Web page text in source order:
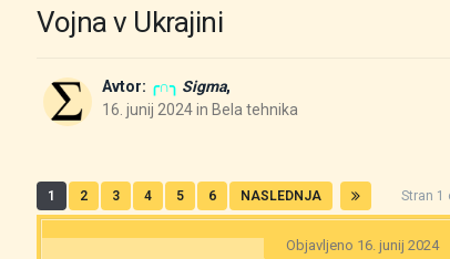
Vojna v Ukrajini
Avtor: ╭∩╮ Sigma,
16. junij 2024in Bela tehnika
1 2 3 4 5 6 NASLEDNJA Stran
Objavljeno 16. junij 2024